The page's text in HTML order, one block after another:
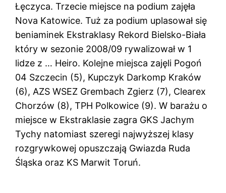
Łęczyca. Trzecie miejsce na podium zajęła
Nova Katowice. Tuż za podium uplasował się
beniaminek Ekstraklasy Rekord Bielsko-Biała
który w sezonie 2008/09 rywalizował w 1
lidze z … Heiro. Kolejne miejsca zajęli Pogoń
04 Szczecin (5), Kupczyk Darkomp Kraków
(6), AZS WSEZ Grembach Zgierz (7), Clearex
Chorzów (8), TPH Polkowice (9). W barażu o
miejsce w Ekstraklasie zagra GKS Jachym
Tychy natomiast szeregi najwyższej klasy
rozgrywkowej opuszczają Gwiazda Ruda
Śląska oraz KS Marwit Toruń.